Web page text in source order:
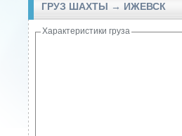
ГРУЗ ШАХТЫ → ИЖЕВСК
Характеристики груза